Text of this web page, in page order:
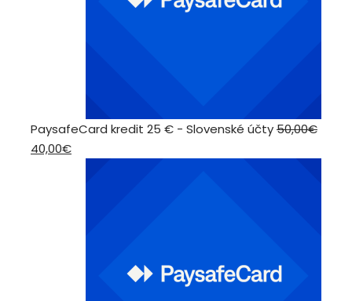
PaysafeCard kredit 25 € - Slovenské účty50,00€
Pôvodná
40,00€Aktuálna